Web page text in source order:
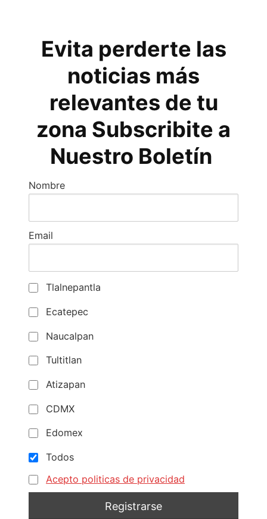
Evita perderte las
noticias más
relevantes de tu
zona Subscribite a
Nuestro Boletín
Nombre
Email
Tlalnepantla
Ecatepec
Naucalpan
Tultitlan
Atizapan
CDMX
Edomex
Todos
Acepto politicas de privacidad